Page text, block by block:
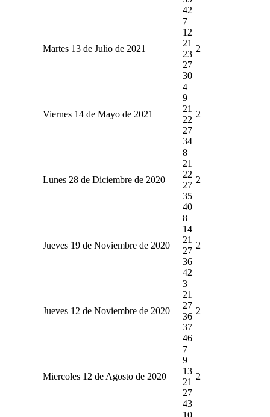
42
Martes 13 de Julio de 2021
7
12
21
23
27
30
2
Viernes 14 de Mayo de 2021
4
9
21
22
27
34
2
Lunes 28 de Diciembre de 2020
8
21
22
27
35
40
2
Jueves 19 de Noviembre de 2020
8
14
21
27
36
42
2
Jueves 12 de Noviembre de 2020
3
21
27
36
37
46
2
Miercoles 12 de Agosto de 2020
7
9
13
21
27
43
2
10